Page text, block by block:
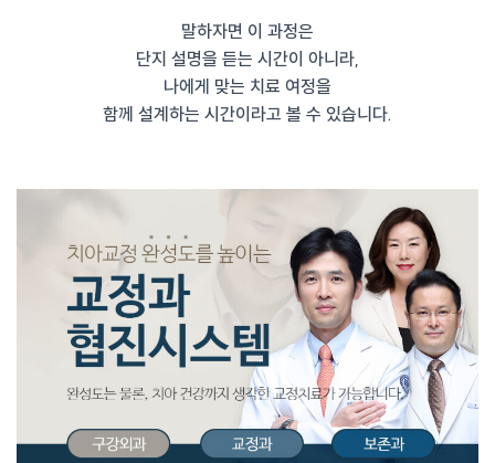
말하자면 이 과정은
단지 설명을 듣는 시간이 아니라,
나에게 맞는 치료 여정을
함께 설계하는 시간이라고 볼 수 있습니다.